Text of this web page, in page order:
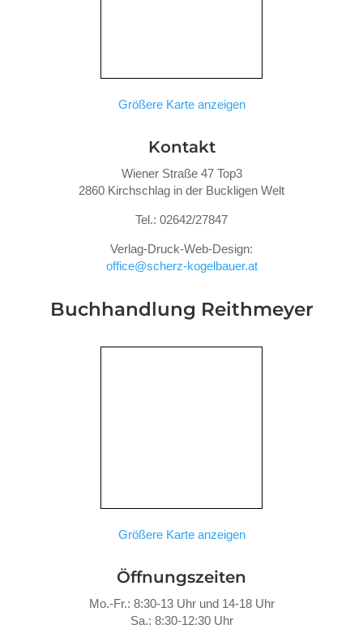
Größere Karte anzeigen
Kontakt
Wiener Straße 47 Top3
2860 Kirchschlag in der Buckligen Welt
Tel.: 02642/27847
Verlag-Druck-Web-Design:
office@scherz-kogelbauer.at
Buchhandlung Reithmeyer
Größere Karte anzeigen
Öffnungszeiten
Mo.-Fr.: 8:30-13 Uhr und 14-18 Uhr
Sa.: 8:30-12:30 Uhr